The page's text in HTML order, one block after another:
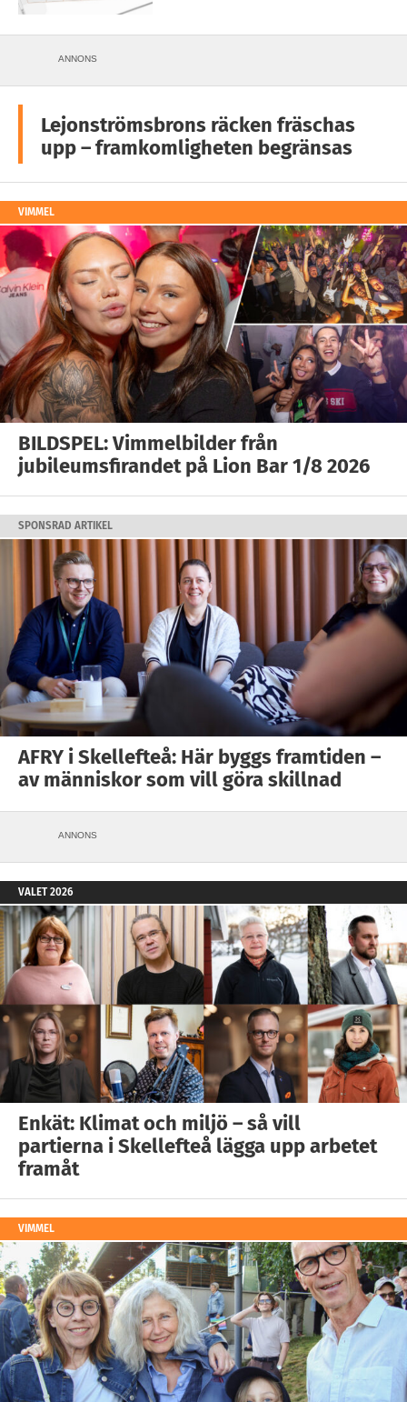
ANNONS
Lejonströmsbrons räcken fräschas
upp – framkomligheten begränsas
VIMMEL
BILDSPEL: Vimmelbilder från
jubileumsfirandet på Lion Bar 1/8 2026
SPONSRAD ARTIKEL
AFRY i Skellefteå: Här byggs framtiden –
av människor som vill göra skillnad
ANNONS
VALET 2026
Enkät: Klimat och miljö – så vill
partierna i Skellefteå lägga upp arbetet
framåt
VIMMEL